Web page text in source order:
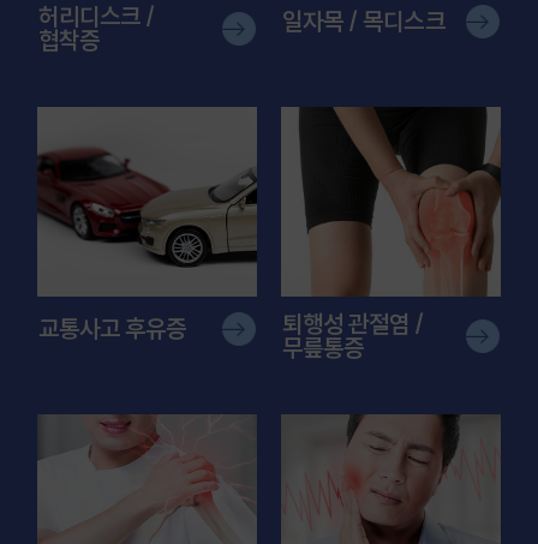
허리디스크 /
협착증
일자목 / 목디스크
교통사고 후유증
퇴행성 관절염 /
무릎통증